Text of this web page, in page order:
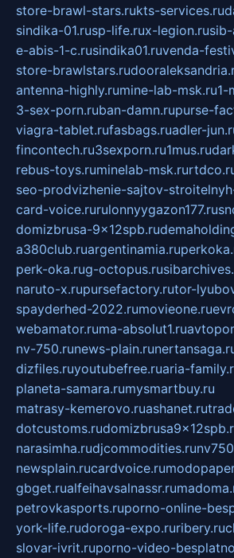
store-brawl-stars.rukts-services.ru
sindika-01.rusp-life.rux-legion.ru
e-abis-1-c.rusindika01.ruvenda-
store-brawlstars.ru
antenna-highly.rumine-lab-msk.ru1-
3-sex-porn.ruban-damn.rupurse-
viagra-tablet.rufasbags.ruadler-
fincontech.ru3sexporn.ru1mus.ru
rebus-toys.ruminelab-msk.ru
seo-prodvizhenie-sajtov-
card-voice.rurulonnyygazon177.ru
domizbrusa-9x12spb.ru
a380club.ruargentinamia.ru
perk-oka.rug-octopus.ru
naruto-x.rupursefactory.rutor-
spayderhed-2022.rumovieone.ru
webamator.ruma-absolut1.ru
nv-750.runews-plain.ru
dizfiles.ruyoutubefree.ruaria-
planeta-samara.rumysmartbuy.ru
matrasy-kemerovo.ruashanet.ru
dotcustoms.ru
narasimha.rudjcommodities.ru
newsplain.rucardvoice.ru
gbget.rualfeihavsalnassr.ru
petrovkasports.ruporno-online-
york-life.rudoroga-expo.ruribery.ru
slovar-ivrit.ruporno-video-